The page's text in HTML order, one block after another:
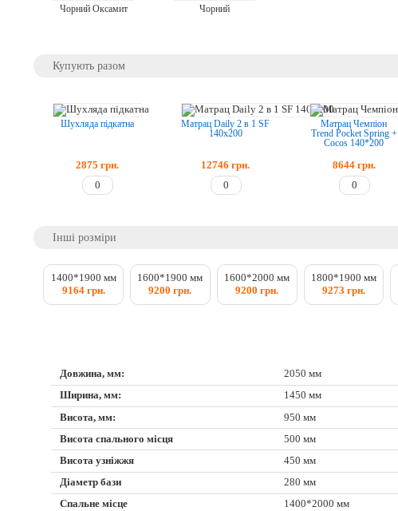
Чорний Оксамит Чорний
Купують разом
Шухляда підкатна
2875 грн.
Матрац Daily 2 в 1 SF
140x200
12746 грн.
Матрац Чемпіон
Trend Pocket Spring +
Cocos 140*200
8644 грн.
Інші розміри
1400*1900 мм
9164 грн.
1600*1900 мм
9200 грн.
1600*2000 мм
9200 грн.
1800*1900 мм
9273 грн.
Довжина, мм:
2050 мм
Ширина, мм:
1450 мм
Висота, мм:
950 мм
Висота спального місця
500 мм
Висота узніжжя
450 мм
Діаметр бази
280 мм
Спальне місце
1400*2000 мм